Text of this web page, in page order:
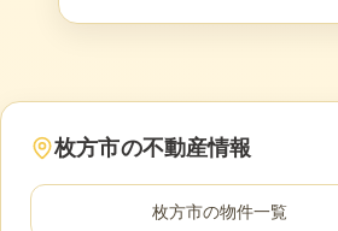
枚方市の不動産情報
枚方市の物件一覧